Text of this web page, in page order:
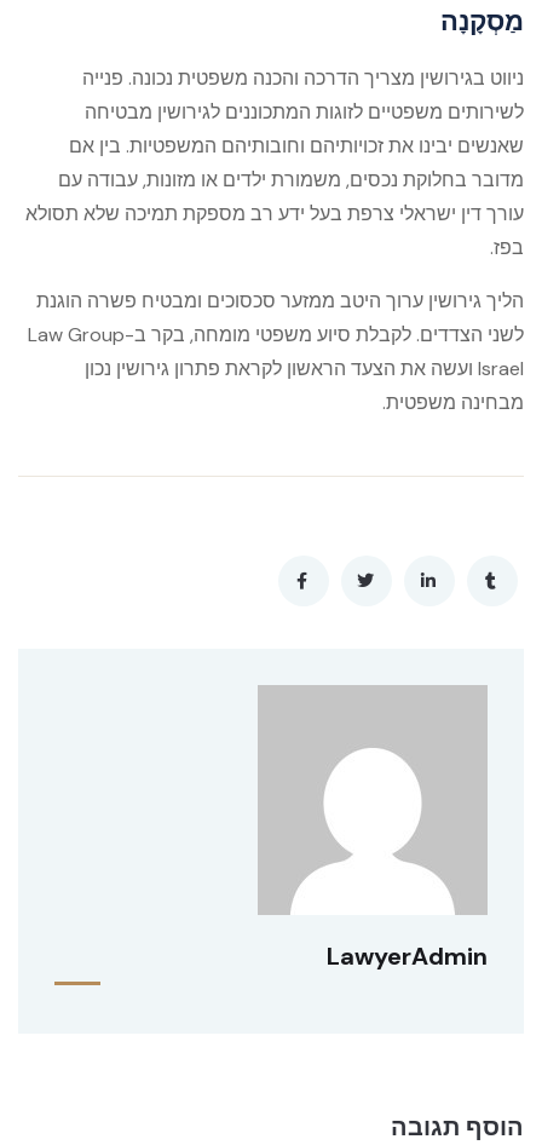
מַסְקָנָה
ניווט בגירושין מצריך הדרכה והכנה משפטית נכונה. פנייה
לשירותים משפטיים לזוגות המתכוננים לגירושין מבטיחה
שאנשים יבינו את זכויותיהם וחובותיהם המשפטיות. בין אם
מדובר בחלוקת נכסים, משמורת ילדים או מזונות, עבודה עם
עורך דין ישראלי צרפת בעל ידע רב מספקת תמיכה שלא תסולא
בפז.
הליך גירושין ערוך היטב ממזער סכסוכים ומבטיח פשרה הוגנת
לשני הצדדים. לקבלת סיוע משפטי מומחה, בקר ב-Law Group
Israel ועשה את הצעד הראשון לקראת פתרון גירושין נכון
מבחינה משפטית.
LawyerAdmin
הוסף תגובה